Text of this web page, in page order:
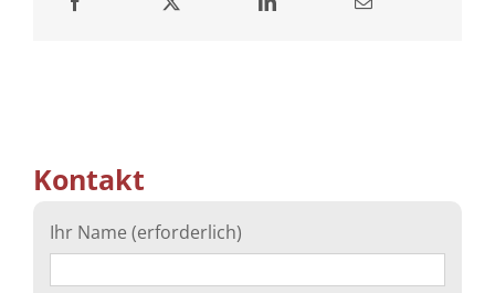
Kontakt
Ihr Name (erforderlich)